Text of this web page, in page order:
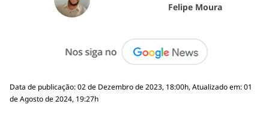
Felipe Moura
Data de publicação: 02 de Dezembro de 2023, 18:00h, Atualizado em: 01
de Agosto de 2024, 19:27h